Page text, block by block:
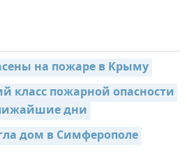
на пожаре в Крыму
класс пожарной опасности
дни
дом в Симферополе